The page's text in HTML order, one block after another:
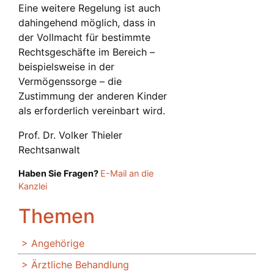
Eine weitere Regelung ist auch
dahingehend möglich, dass in
der Vollmacht für bestimmte
Rechtsgeschäfte im Bereich –
beispielsweise in der
Vermögenssorge – die
Zustimmung der anderen Kinder
als erforderlich vereinbart wird.
Prof. Dr. Volker Thieler
Rechtsanwalt
Haben Sie Fragen? E-Mail an die
Kanzlei
Themen
Angehörige
Ärztliche Behandlung